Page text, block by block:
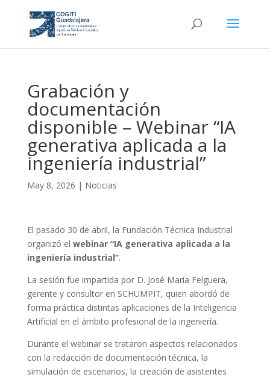
Grabación y
documentación
disponible – Webinar “IA
generativa aplicada a la
ingeniería industrial”
May 8, 2026 | Noticias
El pasado 30 de abril, la Fundación Técnica Industrial
organizó el webinar “IA generativa aplicada a la
ingeniería industrial”.
La sesión fue impartida por D. José María Felguera,
gerente y consultor en SCHUMPIT, quien abordó de
forma práctica distintas aplicaciones de la Inteligencia
Artificial en el ámbito profesional de la ingeniería.
Durante el webinar se trataron aspectos relacionados
con la redacción de documentación técnica, la
simulación de escenarios, la creación de asistentes